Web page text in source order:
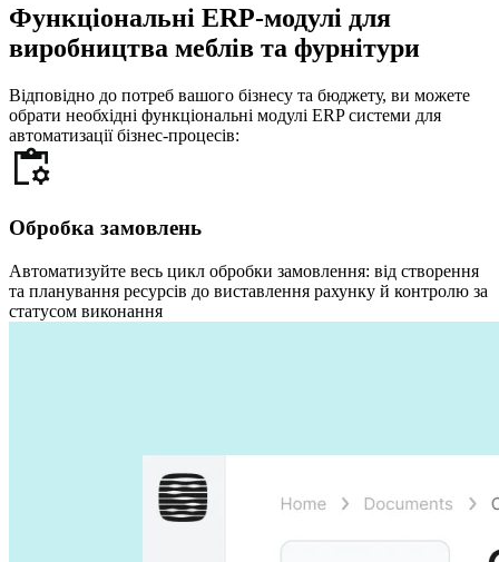
Функціональні ERP-модулі для
виробництва меблів та фурнітури
Відповідно до потреб вашого бізнесу та бюджету, ви можете
обрати необхідні функціональні модулі ERP системи для
автоматизації бізнес-процесів:
Обробка замовлень
Автоматизуйте весь цикл обробки замовлення: від створення
та планування ресурсів до виставлення рахунку й контролю за
статусом виконання